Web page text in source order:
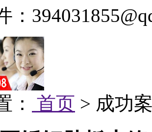
：
： 首页 > 成功